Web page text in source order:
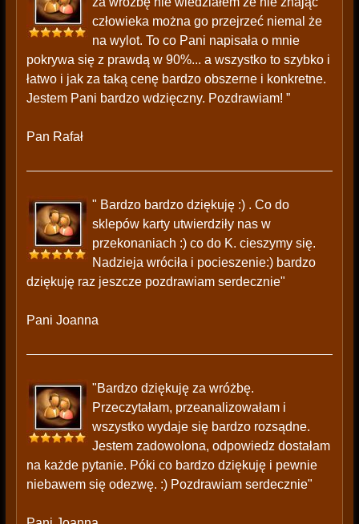
człowieka można go przejrzeć niemal że
na wylot. To co Pani napisała o mnie
pokrywa się z prawdą w 90%... a wszystko to szybko i
łatwo i jak za taką cenę bardzo obszerne i konkretne.
Jestem Pani bardzo wdzięczny. Pozdrawiam! ”
Pan Rafał
" Bardzo bardzo dziękuję :) . Co do
sklepów karty utwierdziły nas w
przekonaniach :) co do K. cieszymy się.
Nadzieja wróciła i pocieszenie:) bardzo
dziękuję raz jeszcze pozdrawiam serdecznie"
Pani Joanna
"Bardzo dziękuję za wróżbę.
Przeczytałam, przeanalizowałam i
wszystko wydaje się bardzo rozsądne.
Jestem zadowolona, odpowiedz dostałam
na każde pytanie. Póki co bardzo dziękuję i pewnie
niebawem się odezwę. :) Pozdrawiam serdecznie"